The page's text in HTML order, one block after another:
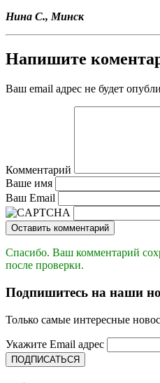
Нина С., Минск
Напишите
Ваш email адрес не будет
Комментарий
Ваше имя
Ваш Email
Оставить комментарий
Спасибо. Ваш комментарий
после проверки.
Подпишитесь на наши
Только самые интересные
Укажите Email адрес
ПОДПИСАТЬСЯ